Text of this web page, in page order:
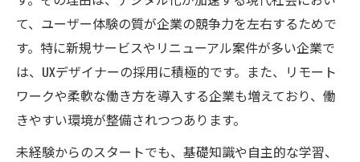
て、ユーザー体験の質が企業の競争力を左右するためで
す。特に新規サービスやリニューアル案件が多い企業で
は、UXデザイナーの採用に積極的です。また、リモート
ワークや柔軟な働き方を導入する企業も増えており、働
きやすい環境が整備されつつあります。
未経験からのスタートでも、基礎知識や自主的な学習、